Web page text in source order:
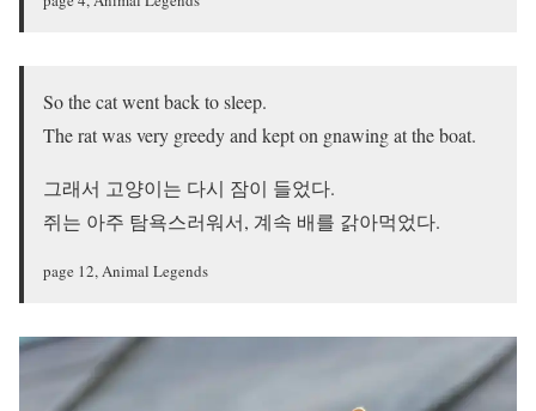
So the cat went back to sleep.
The rat was very greedy and kept on gnawing at the boat.
그래서 고양이는 다시 잠이 들었다.
쥐는 아주 탐욕스러워서, 계속 배를 갉아먹었다.
page 12, Animal Legends